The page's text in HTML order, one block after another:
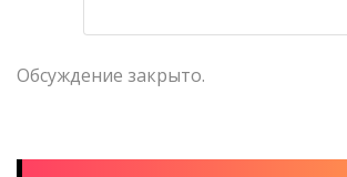
Обсуждение закрыто.